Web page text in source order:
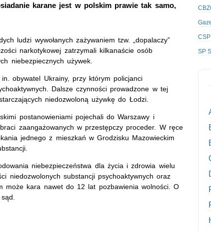
karane jest w polskim prawie tak samo,
ludzi wywołanych zażywaniem tzw. „dopalaczy”
narkotykowej zatrzymali kilkanaście osób
niebezpiecznych używek.
obywatel Ukrainy, przy którym policjanci
Dalsze czynności prowadzone w tej
niedozwoloną używkę do Łodzi.
postanowieniami pojechali do Warszawy i
zaangażowanych w przestępczy proceder. W ręce
jednego z mieszkań w Grodzisku Mazowieckim
niebezpieczeństwa dla życia i zdrowia wielu
niedozwolonych substancji psychoaktywnych oraz
może kara nawet do 12 lat pozbawienia wolności. O
SP